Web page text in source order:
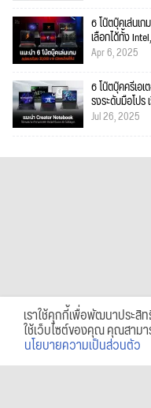
6 โน๊ตบุ๊คเล่นเ
เลือกได้ทั้ง
Apr 6, 2025
6 โน๊ตบุ๊คครีเอ
รงระดับมือโปร
Jul 26, 2025
เราใช้คุกกี้เพื่อพัฒนาประสิ
ใช้เว็บไซต์ของคุณ คุณสาม
นโยบายความเป็นส่วนตัว